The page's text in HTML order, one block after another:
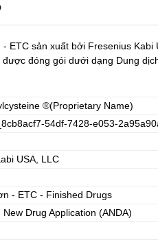
ETC sản xuất bởi Fresenius Kabi
đóng gói dưới dạng Dung
®(Proprietary Name)
54df-7428-e053-
USA, LLC
- ETC - Finished Drugs
Drug Application (ANDA)